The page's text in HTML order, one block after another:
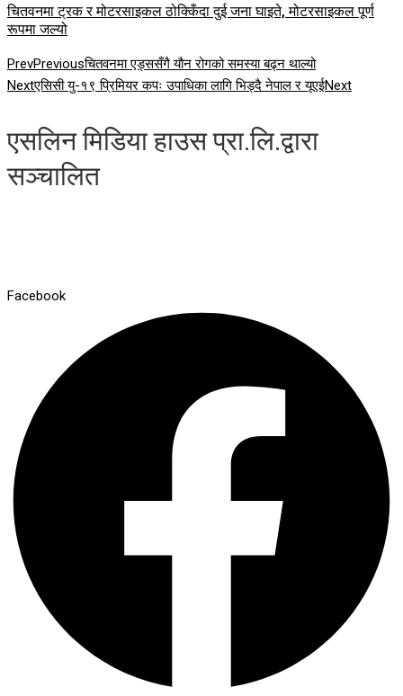
चितवनमा ट्रक र मोटरसाइकल ठोक्किँदा दुई जना घाइते, मोटरसाइकल पूर्ण
रूपमा जल्यो
PrevPreviousचितवनमा एड्ससँगै यौन रोगको समस्या बढ्न थाल्यो
Nextएसिसी यु-१९ प्रिमियर कपः उपाधिका लागि भिड्दै नेपाल र यूएईNext
एसलिन मिडिया हाउस प्रा.लि.द्वारा
सञ्चालित
Facebook